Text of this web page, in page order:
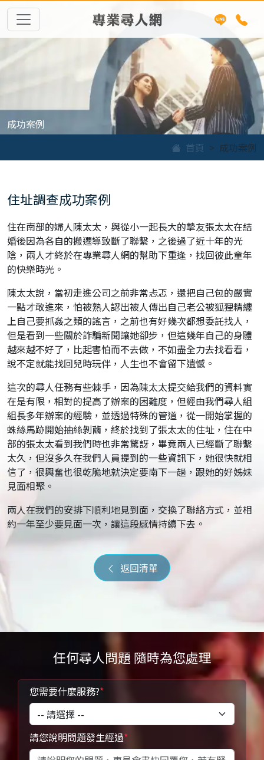
專業尋人網
成功案例
首頁
成功案例
住址調查成功案例
住在南部的婦人陳太太，與從小一起長大的摯友張太太在結
婚後因為各自的搬遷導致斷了聯繫，之後過了近十年的光
陰，兩人才終於在專業尋人網的幫助下重逢，找回彼此童年
的快樂時光。
陳太太說，當初走進公司之前非常忐忑，還把自己包的嚴實
一點才敢進來，怕被熟人認出被人傳出自己老公被狐狸精纏
上自己要抓姦之類的謠言，之前也有好幾次都想委託找人，
但是看到一些關於詐騙新聞讓她卻步，但這幾年自己的身體
越來越不好了，比起害怕而不去做，不如盡全力去找看看，
說不定就能找回兒時玩伴，人生也不會留下遺憾。
這次的尋人任務有些棘手，因為陳太太提交給我們的資料實
在是有限，相對的提高了辦案的困難度，但經由我們尋人組
組長多年辦案的經驗，並透過特殊的管道，從一開始掌握的
蛛絲馬跡開始抽絲剝繭，終於找到了張太太的住址，住在中
部的張太太看到我們時也非常驚訝，畢竟兩人已經斷了聯繫
太久，但沒多久在我們人員提到的一些資訊下，她很快就相
信了，很興奮也很乾脆地就決定要南下一趟，跟她的好姊妹
見面相聚。
兩人在我們的安排下順利地見到面，交換了聯絡方式，並相
約一年至少要見面一次，讓這段感情持續下去。
返回清單
任何尋人問題 隨時為您處理
您需要什麼服務?*
請您說明問題發生經過*